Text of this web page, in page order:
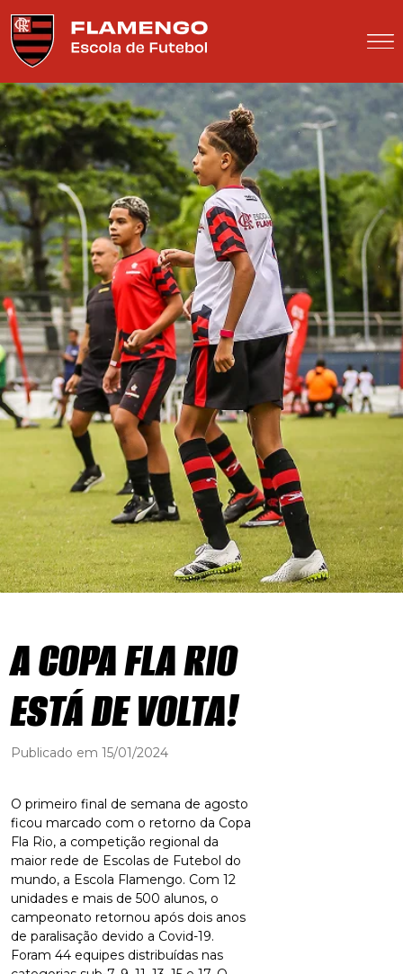
A COPA FLA RIO
ESTÁ DE VOLTA!
Publicado em 15/01/2024
O primeiro final de semana de agosto
ficou marcado com o retorno da Copa
Fla Rio, a competição regional da
maior rede de Escolas de Futebol do
mundo, a Escola Flamengo. Com 12
unidades e mais de 500 alunos, o
campeonato retornou após dois anos
de paralisação devido a Covid-19.
Foram 44 equipes distribuídas nas